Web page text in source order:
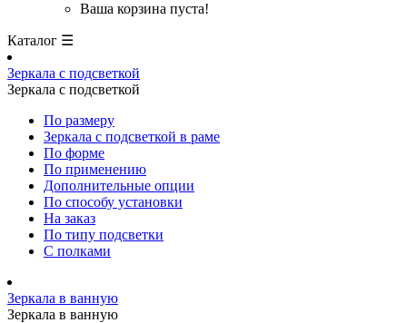
Ваша корзина пуста!
Каталог ☰
Зеркала с подсветкой
Зеркала с подсветкой
По размеру
Зеркала с подсветкой в раме
По форме
По применению
Дополнительные опции
По способу установки
На заказ
По типу подсветки
С полками
Зеркала в ванную
Зеркала в ванную